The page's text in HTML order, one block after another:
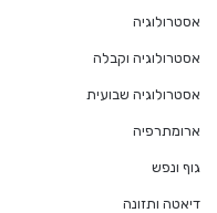
אסטרולוגיה
אסטרולוגיה וקבלה
אסטרולוגיה שבועית
ארומתרפיה
גוף ונפש
דיאטה ותזונה